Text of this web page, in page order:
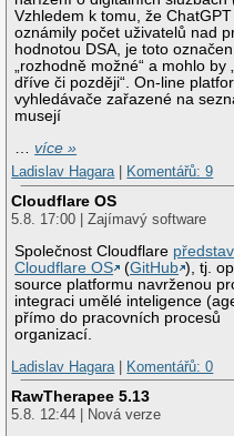
Vzhledem k tomu, že
oznámily počet uživatelů nad
hodnotou DSA, je toto
„rozhodně možné“ a mohlo by
dříve či později“. On-line
vyhledávače zařazené na
musejí
…více »
Ladislav Hagara| Komentářů: 9
Cloudflare OS
5.8. 17:00 | Zajímavý software
Společnost Cloudflare
Cloudflare OS
(GitHub ), tj.
source platformu navrženou
integraci umělé inteligence
přímo do pracovních procesů
organizací.
Ladislav Hagara| Komentářů: 0
RawTherapee 5.13
5.8. 12:44 | Nová verze